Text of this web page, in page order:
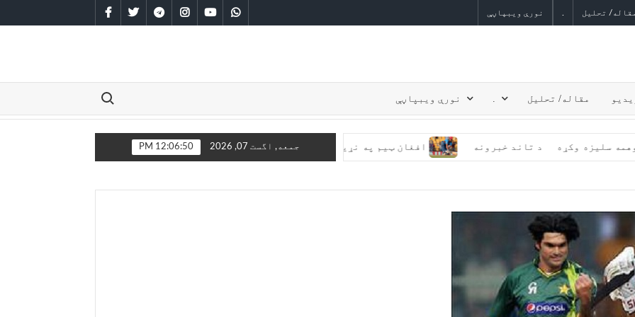
مقاله/ تحلیل نورې ویبپاڼې facebooktwitter
telegraminstagramyoutubewhatsapp
مقاله/ تحلیل . نورې ویبپاڼې
Search for:
افغان ټیم په نړیوال ۲۰ اوریز جام کې له انګلیستان سره مخامخ کېږي د تاند خبرونه کې دوهمه سلیزه وکړه جمعه, اگست 07, 2026 12:06:51 PM